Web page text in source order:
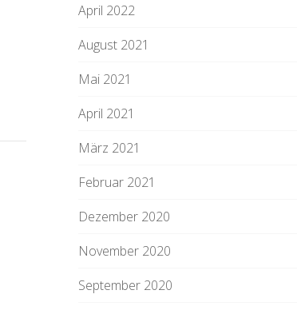
April 2022
August 2021
Mai 2021
April 2021
März 2021
Februar 2021
Dezember 2020
November 2020
September 2020